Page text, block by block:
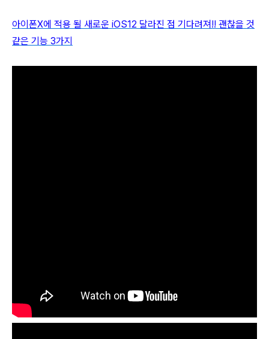
아이폰X에 적용 될 새로운 iOS12 달라진 점 기다려져!! 괜찮을 것
같은 기능 3가지